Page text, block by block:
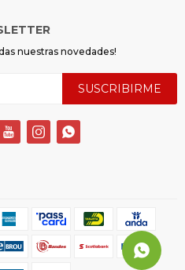
nuestras novedades!
SUSCRIBIRME
  